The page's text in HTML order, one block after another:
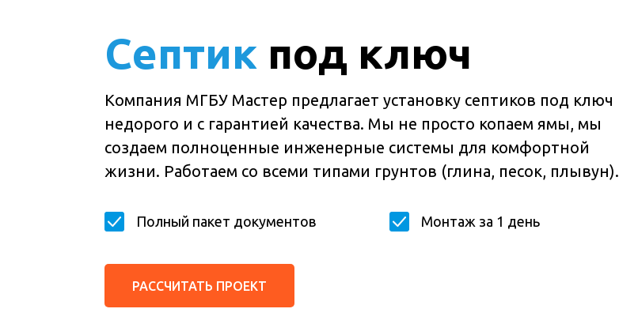
Полный пакет документов
Компания МГБУ Мастер предлагает установку септиков под ключ
недорого и с гарантией качества. Мы не просто копаем ямы, мы
создаем полноценные инженерные системы для комфортной
жизни. Работаем со всеми типами грунтов (глина, песок, плывун).
Септик под ключ
РАССЧИТАТЬ ПРОЕКТ
Монтаж за 1 день